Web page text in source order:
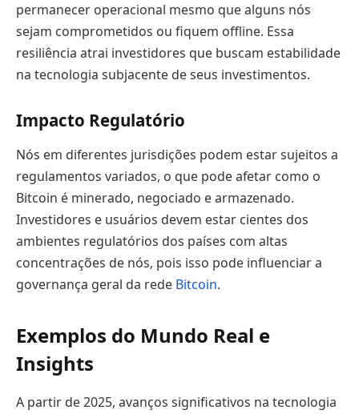
permanecer operacional mesmo que alguns nós
sejam comprometidos ou fiquem offline. Essa
resiliência atrai investidores que buscam estabilidade
na tecnologia subjacente de seus investimentos.
Impacto Regulatório
Nós em diferentes jurisdições podem estar sujeitos a
regulamentos variados, o que pode afetar como o
Bitcoin é minerado, negociado e armazenado.
Investidores e usuários devem estar cientes dos
ambientes regulatórios dos países com altas
concentrações de nós, pois isso pode influenciar a
governança geral da rede Bitcoin.
Exemplos do Mundo Real e
Insights
A partir de 2025, avanços significativos na tecnologia